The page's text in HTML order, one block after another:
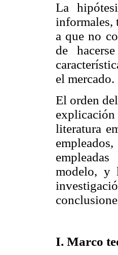
La
informales,
a que no
de
el mercado.
El orden
literatura
modelo, y
I. Marco